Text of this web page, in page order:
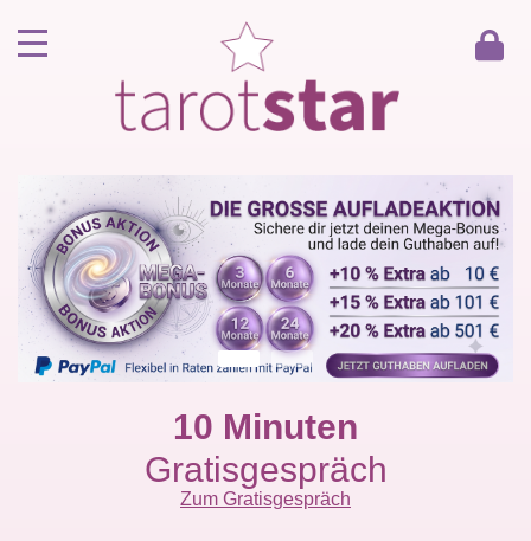
Kunde werden
Berater werden
Kartenlegen Gratisgespräch
Gästebuch
10 Minuten
Gratisgespräch
Zum Gratisgespräch